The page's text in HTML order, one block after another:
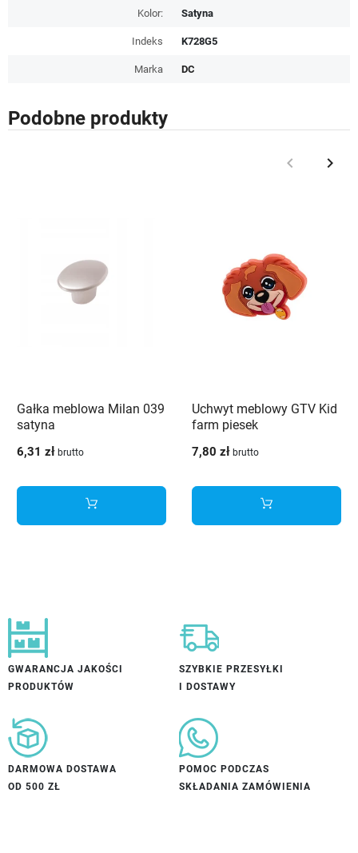
Kolor: Satyna
Indeks K728G5
Marka DC
Podobne produkty
Poprzedni
keyboard_arrow_left keyboard_arrow_right
Gałka meblowa Milan 039
satyna
6,31 zł brutto
Uchwyt meblowy GTV Kid
farm piesek
7,80 zł brutto
GWARANCJA JAKOŚCI
PRODUKTÓW
SZYBKIE PRZESYŁKI
I DOSTAWY
DARMOWA DOSTAWA
OD 500 ZŁ
POMOC PODCZAS
SKŁADANIA ZAMÓWIENIA